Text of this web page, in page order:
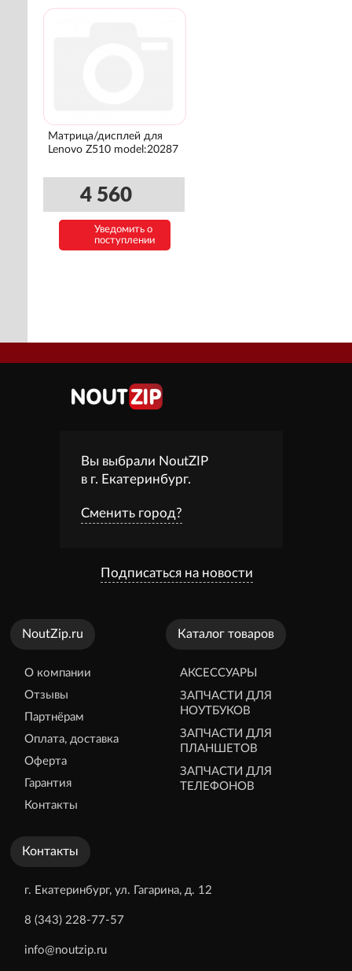
Матрица/дисплей для
Lenovo Z510 model:20287
4 560
Уведомить о
поступлении
Вы выбрали NoutZIP
в г. Екатеринбург.
Сменить город?
Подписаться на новости
NoutZip.ru
О компании
Отзывы
Партнёрам
Оплата, доставка
Оферта
Гарантия
Контакты
Каталог товаров
АКСЕССУАРЫ
ЗАПЧАСТИ ДЛЯ
НОУТБУКОВ
ЗАПЧАСТИ ДЛЯ
ПЛАНШЕТОВ
ЗАПЧАСТИ ДЛЯ
ТЕЛЕФОНОВ
Контакты
г. Екатеринбург, ул. Гагарина, д. 12
8 (343) 228-77-57
info@noutzip.ru